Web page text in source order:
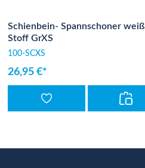
Schienbein- Spannschoner weiß
Stoff GrXS
100-SCXS
26,95 €*